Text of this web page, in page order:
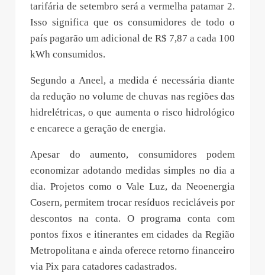
tarifária de setembro será a vermelha patamar 2.
Isso significa que os consumidores de todo o
país pagarão um adicional de R$ 7,87 a cada 100
kWh consumidos.
Segundo a Aneel, a medida é necessária diante
da redução no volume de chuvas nas regiões das
hidrelétricas, o que aumenta o risco hidrológico
e encarece a geração de energia.
Apesar do aumento, consumidores podem
economizar adotando medidas simples no dia a
dia. Projetos como o Vale Luz, da Neoenergia
Cosern, permitem trocar resíduos recicláveis por
descontos na conta. O programa conta com
pontos fixos e itinerantes em cidades da Região
Metropolitana e ainda oferece retorno financeiro
via Pix para catadores cadastrados.